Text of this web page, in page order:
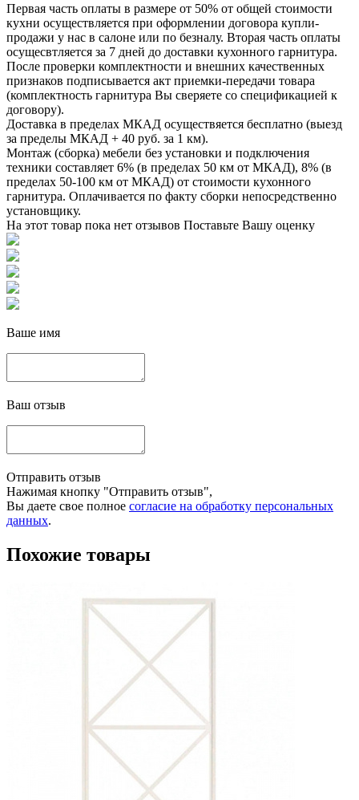
Первая часть оплаты в размере от 50% от общей стоимости
кухни осуществляется при оформлении договора купли-
продажи у нас в салоне или по безналу. Вторая часть оплаты
осущесвтляется за 7 дней до доставки кухонного гарнитура.
После проверки комплектности и внешних качественных
признаков подписывается акт приемки-передачи товара
(комплектность гарнитура Вы сверяете со спецификацией к
договору).
Доставка в пределах МКАД осуществяется бесплатно (выезд
за пределы МКАД + 40 руб. за 1 км).
Монтаж (сборка) мебели без установки и подключения
техники составляет 6% (в пределах 50 км от МКАД), 8% (в
пределах 50-100 км от МКАД) от стоимости кухонного
гарнитура. Оплачивается по факту сборки непосредственно
установщику.
На этот товар пока нет отзывов Поставьте Вашу оценку
Ваше имя
Ваш отзыв
Отправить отзыв
Нажимая кнопку "Отправить отзыв",
Вы даете свое полное согласие на обработку персональных
данных.
Похожие товары